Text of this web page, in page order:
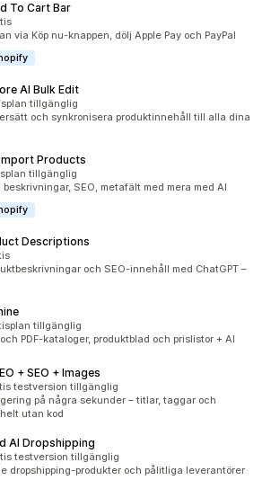
To Cart Bar
via Köp nu-knappen, dölj Apple Pay och PayPal
AI Bulk Edit
tillgänglig
och synkronisera produktinnehåll till alla dina
Products
tillgänglig
SEO, metafält med mera med AI
Descriptions
och SEO-innehåll med ChatGPT –
totalt
tillgänglig
PDF-kataloger, produktblad och prislistor + AI
+ SEO + Images
totalt
testversion tillgänglig
på några sekunder – titlar, taggar och
utan kod
AI Dropshipping
totalt
testversion tillgänglig
dropshipping-produkter och pålitliga leverantörer